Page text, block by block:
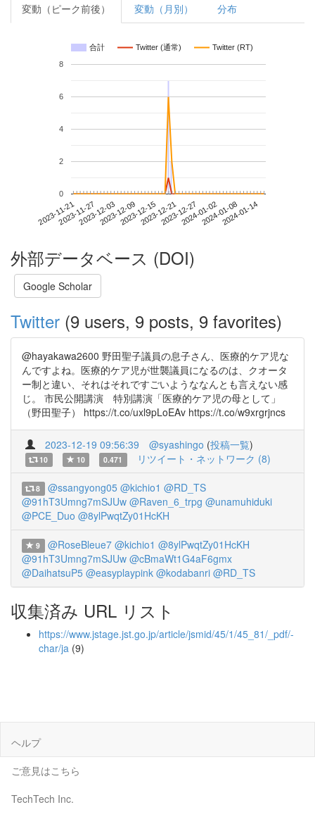
変動（ピーク前後） 変動（月別） 分布
合計 Twitter (通常) Twitter (RT)
2023-11-212023-11-272023-12-032023-12-092023-12-152023-12-212023-12-272024-01-022024-01-082024-01-14
0
2
4
6
8
外部データベース (DOI)
Google Scholar
Twitter (9 users, 9 posts, 9 favorites)
@hayakawa2600 野田聖子議員の息子さん、医療的ケア児な
んですよね。医療的ケア児が世襲議員になるのは、クオータ
ー制と違い、それはそれですごいようななんとも言えない感
じ。 市民公開講演 特別講演「医療的ケア児の母として」
（野田聖子） https://t.co/uxl9pLoEAv https://t.co/w9xrgrjncs
2023-12-19 09:56:39 @syashingo (投稿一覧)
10 10 0.471 リツイート・ネットワーク (8)
8 @ssangyong05 @kichio1 @RD_TS
@91hT3Umng7mSJUw @Raven_6_trpg @unamuhiduki
@PCE_Duo @8ylPwqtZy01HcKH
9 @RoseBleue7 @kichio1 @8ylPwqtZy01HcKH
@91hT3Umng7mSJUw @cBmaWt1G4aF6gmx
@DaihatsuP5 @easyplaypink @kodabanri @RD_TS
収集済み URL リスト
https://www.jstage.jst.go.jp/article/jsmid/45/1/45_81/_pdf/-
char/ja (9)
ヘルプ
ご意見はこちら
TechTech Inc.